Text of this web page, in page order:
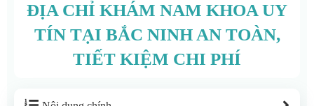
ĐỊA CHỈ KHÁM NAM KHOA UY
TÍN TẠI BẮC NINH AN TOÀN,
TIẾT KIỆM CHI PHÍ